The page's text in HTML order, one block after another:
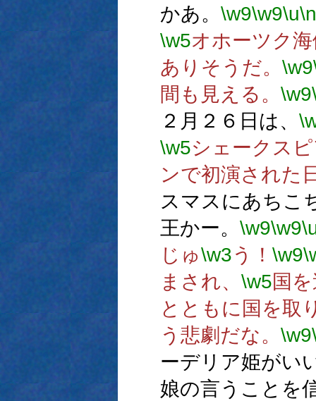
かあ。 \w9\w9\u\n
\w5オホーツク
ありそうだ。 \w9
間も見える。 \w9
２月２６日は、
\w5シェークス
ンで初演された
スマスにあちこ
王かー。 \w9\w9
じゅ\w3う！ \w9
まされ、 \w5国
とともに国を取
う悲劇だな。 \w9
ーデリア姫がい
娘の言うことを